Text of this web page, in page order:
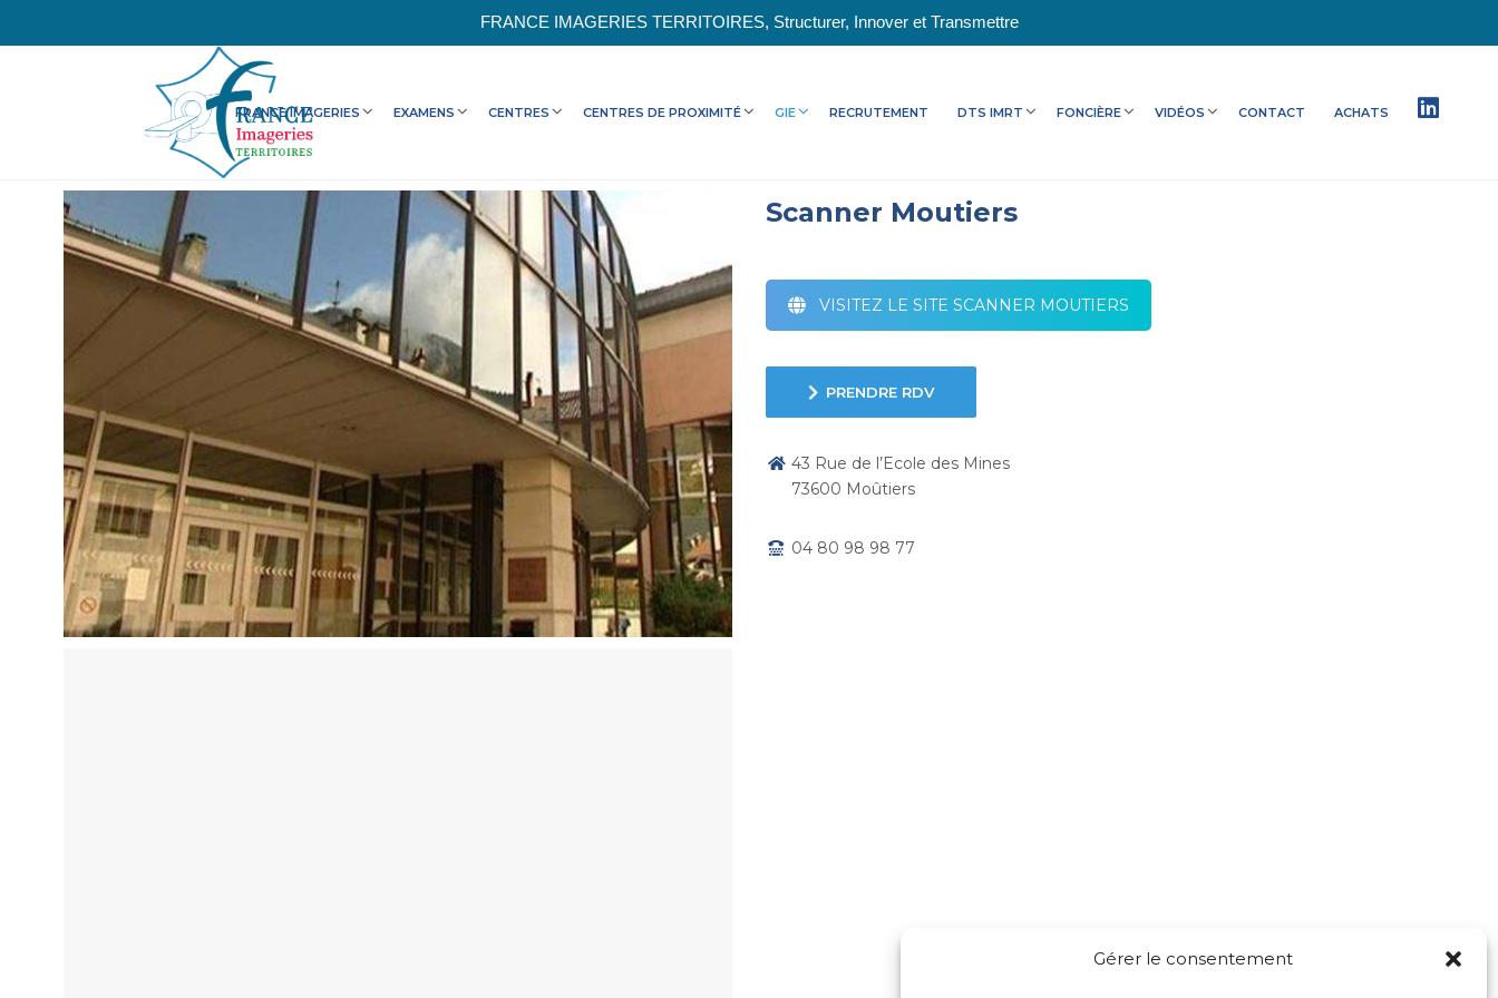
FRANCE IMAGERIES TERRITOIRES, Structurer, Innover et Transmettre
Gérer le consentement
FRANCE IMAGERIES EXAMENS CENTRES CENTRES DE PROXIMITÉ GIE RECRUTEMENT DTS IMRT FONCIÈRE VIDÉOS CONTACT ACHATS
Scanner Moutiers
VISITEZ LE SITE SCANNER MOUTIERS
PRENDRE RDV
43 Rue de l’Ecole des Mines
73600 Moûtiers
04 80 98 98 77